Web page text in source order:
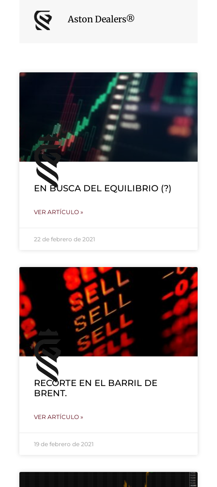
Aston Dealers®
EN BUSCA DEL EQUILIBRIO (?)
VER ARTÍCULO »
22 de febrero de 2021
RECORTE EN EL BARRIL DE
BRENT.
VER ARTÍCULO »
19 de febrero de 2021